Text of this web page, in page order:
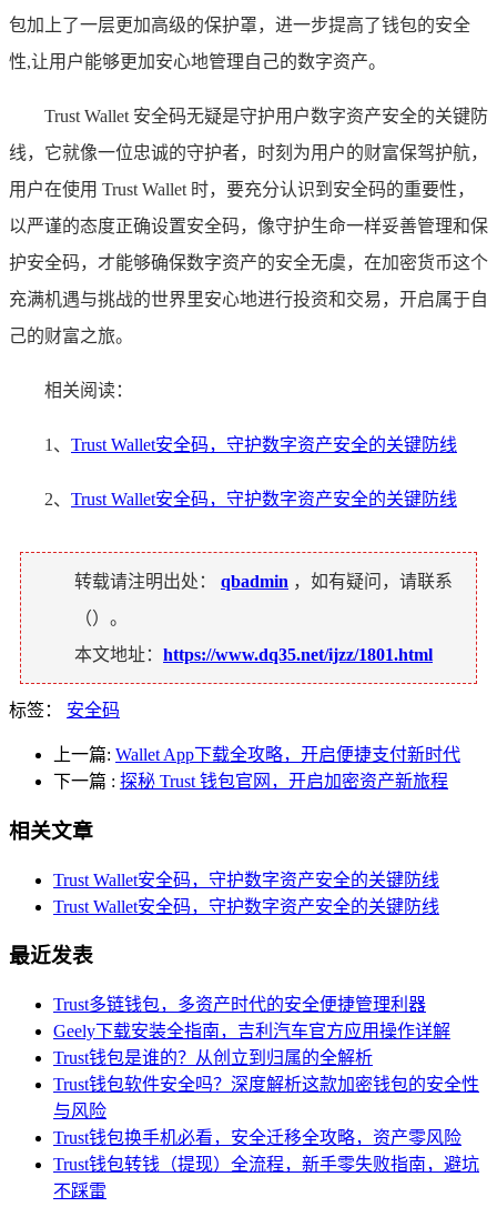
包加上了一层更加高级的保护罩，进一步提高了钱包的安全
性,让用户能够更加安心地管理自己的数字资产。
Trust Wallet 安全码无疑是守护用户数字资产安全的关键防
线，它就像一位忠诚的守护者，时刻为用户的财富保驾护航，
用户在使用 Trust Wallet 时，要充分认识到安全码的重要性，
以严谨的态度正确设置安全码，像守护生命一样妥善管理和保
护安全码，才能够确保数字资产的安全无虞，在加密货币这个
充满机遇与挑战的世界里安心地进行投资和交易，开启属于自
己的财富之旅。
相关阅读：
1、 Trust Wallet安全码，守护数字资产安全的关键防线
2、 Trust Wallet安全码，守护数字资产安全的关键防线
转载请注明出处： qbadmin ，如有疑问，请联系
（）。
本文地址： https://www.dq35.net/ijzz/1801.html
标签： 安全码
上一篇: Wallet App下载全攻略，开启便捷支付新时代
下一篇 : 探秘 Trust 钱包官网，开启加密资产新旅程
相关文章
Trust Wallet安全码，守护数字资产安全的关键防线
Trust Wallet安全码，守护数字资产安全的关键防线
最近发表
Trust多链钱包，多资产时代的安全便捷管理利器
Geely下载安装全指南，吉利汽车官方应用操作详解
Trust钱包是谁的？从创立到归属的全解析
Trust钱包软件安全吗？深度解析这款加密钱包的安全性
与风险
Trust钱包换手机必看，安全迁移全攻略，资产零风险
Trust钱包转钱（提现）全流程，新手零失败指南，避坑
不踩雷